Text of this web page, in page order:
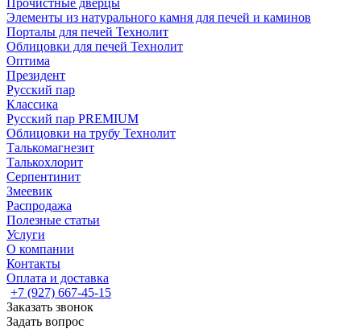
Прочистные дверцы
Элементы из натурального камня для печей и каминов
Порталы для печей Технолит
Облицовки для печей Технолит
Оптима
Президент
Русский пар
Классика
Русский пар PREMIUM
Облицовки на трубу Технолит
Талькомагнезит
Талькохлорит
Серпентинит
Змеевик
Распродажа
Полезные статьи
Услуги
О компании
Контакты
Оплата и доставка
+7 (927) 667-45-15
Заказать звонок
Задать вопрос